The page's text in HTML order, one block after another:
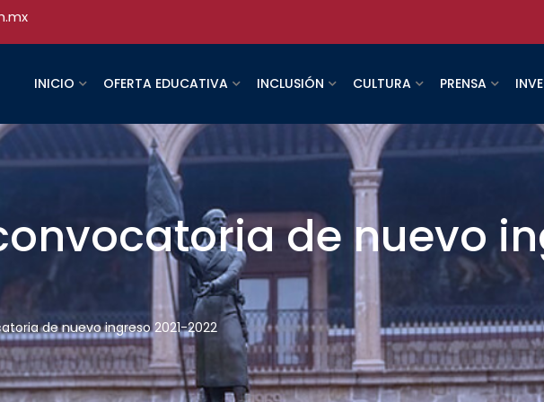
INICIO OFERTA EDUCATIVA INCLUSIÓN CULTURA PRENSA
de nuevo
de nuevo ingreso 2021-2022